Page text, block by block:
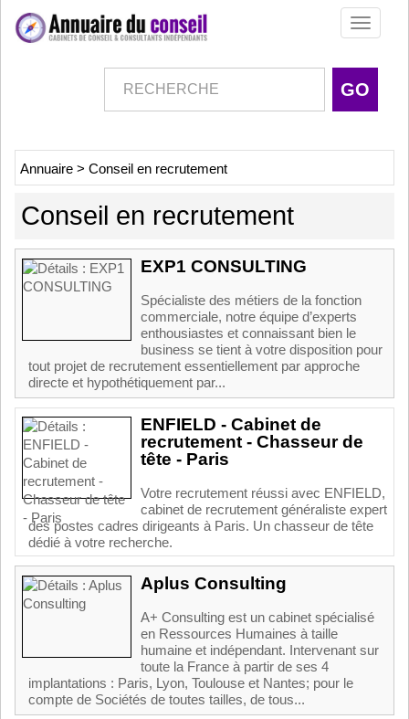
Toggle
Annuaire > Conseil en recrutement
Conseil en recrutement
EXP1 CONSULTING
Spécialiste des métiers de la fonction
commerciale, notre équipe d’experts
enthousiastes et connaissant bien le
business se tient à votre disposition pour
tout projet de recrutement essentiellement par approche
directe et hypothétiquement par...
ENFIELD - Cabinet de
recrutement - Chasseur de
tête - Paris
Votre recrutement réussi avec ENFIELD,
cabinet de recrutement généraliste expert
des postes cadres dirigeants à Paris. Un chasseur de tête
dédié à votre recherche.
Aplus Consulting
A+ Consulting est un cabinet spécialisé
en Ressources Humaines à taille
humaine et indépendant. Intervenant sur
toute la France à partir de ses 4
implantations : Paris, Lyon, Toulouse et Nantes; pour le
compte de Sociétés de toutes tailles, de tous...